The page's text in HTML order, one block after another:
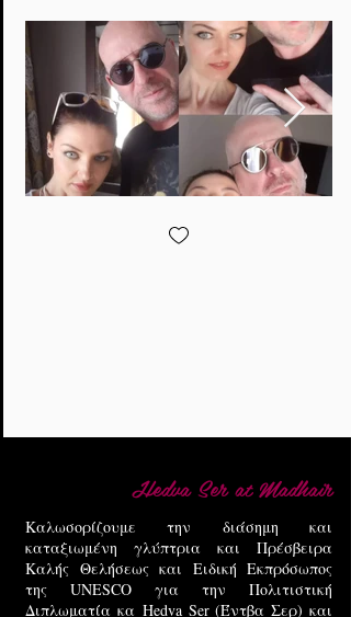
Hedva Ser at Madhair
Καλωσορίζουμε την διάσημη και
καταξιωμένη γλύπτρια και Πρέσβειρα
Καλής Θελήσεως και Ειδική Εκπρόσωπος
της UNESCO για την Πολιτιστική
Διπλωματία κα Hedva Ser (Έντβα Σερ) και